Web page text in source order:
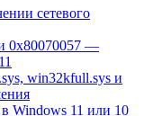
сетевого
0x80070057 —
win32kfull.sys и
Windows 11 или 10